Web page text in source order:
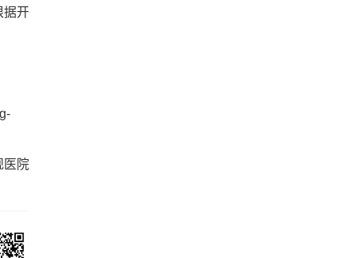
据开
医院